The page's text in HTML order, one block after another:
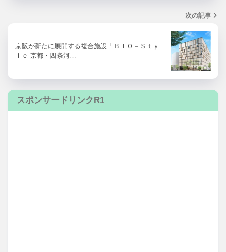
次の記事
京阪が新たに展開する複合施設「ＢＩＯ－Ｓｔｙ
ｌｅ 京都・四条河…
スポンサードリンクR1